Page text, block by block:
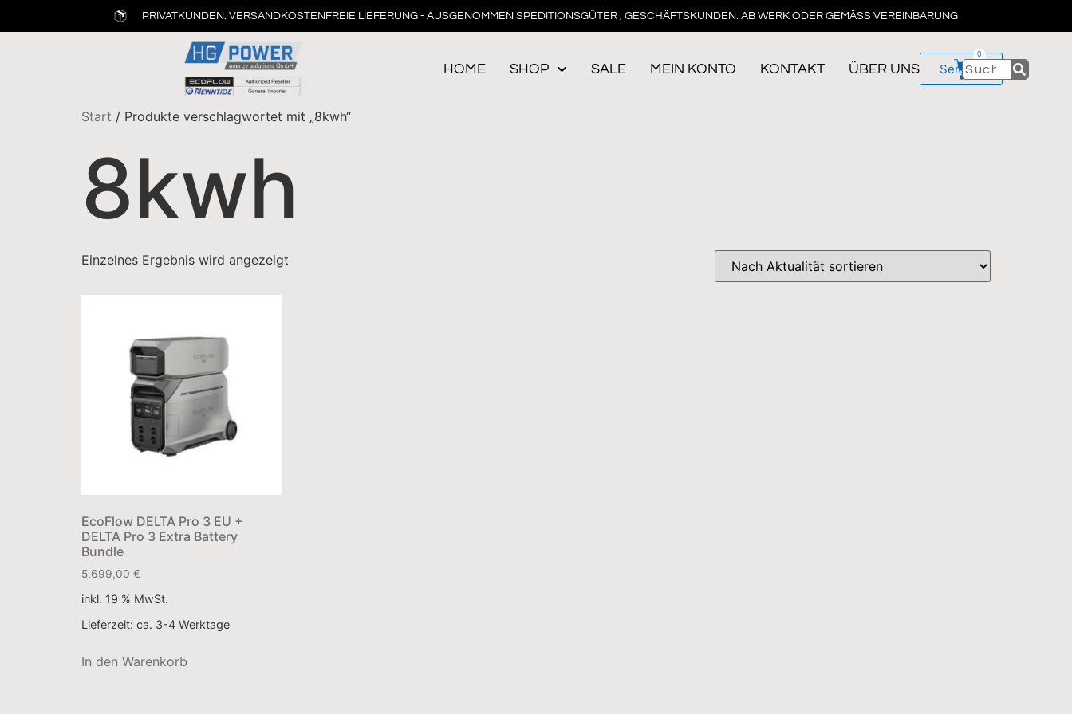
PRIVATKUNDEN: VERSANDKOSTENFREIE LIEFERUNG - AUSGENOMMEN SPEDITIONSGÜTER ; GESCHÄFTSKUNDEN: AB WERK ODER GEMÄSS VEREINBARUNG
HOME SHOP SALE MEIN KONTO KONTAKT ÜBER UNS Service
0
Start / Produkte verschlagwortet mit „8kwh“
8kwh
Einzelnes Ergebnis wird angezeigt
EcoFlow DELTA Pro 3 EU +
DELTA Pro 3 Extra Battery
Bundle
5.699,00 €
inkl. 19 % MwSt.
Lieferzeit: ca. 3-4 Werktage
In den Warenkorb